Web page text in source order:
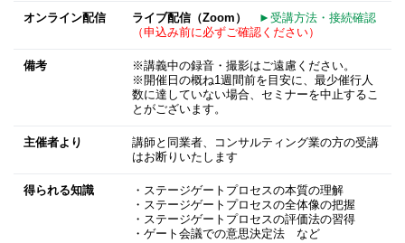
オンライン配信 ライブ配信（Zoom）
►受講方法・接続確認
（申込み前に必ずご確認ください）
備考
※講義中の録音・撮影はご遠慮ください。
※開催日の概ね1週間前を目安に、最少催行人
数に達していない場合、セミナーを中止するこ
とがございます。
主催者より
講師と同業者、コンサルティング業の方の受講
はお断りいたします
得られる知識
・ステージゲートプロセスの本質の理解
・ステージゲートプロセスの全体像の把握
・ステージゲートプロセスの評価法の習得
・ゲート会議での意思決定法 など